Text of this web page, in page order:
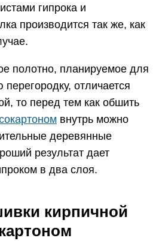
гипрока и
производится так же, как
полотно, планируемое для
отличается
то перед тем как обшить
внутрь можно
деревянные
результат дает
в два слоя.
кирпичной